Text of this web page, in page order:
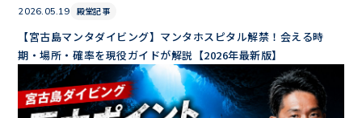
2026.05.19 殿堂記事
【宮古島マンタダイビング】マンタホスピタル解禁！会える時
期・場所・確率を現役ガイドが解説【2026年最新版】